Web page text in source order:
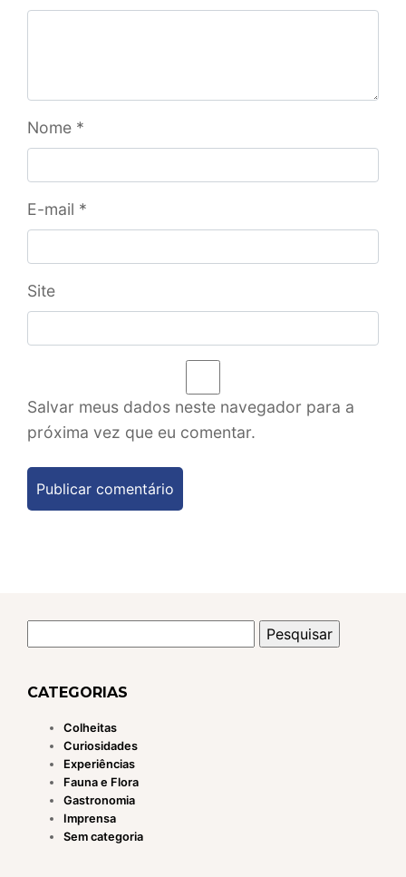
Nome *
E-mail *
Site
Salvar meus dados neste navegador para a
próxima vez que eu comentar.
por:
CATEGORIAS
Colheitas
Curiosidades
Experiências
Fauna e Flora
Gastronomia
Imprensa
Sem categoria